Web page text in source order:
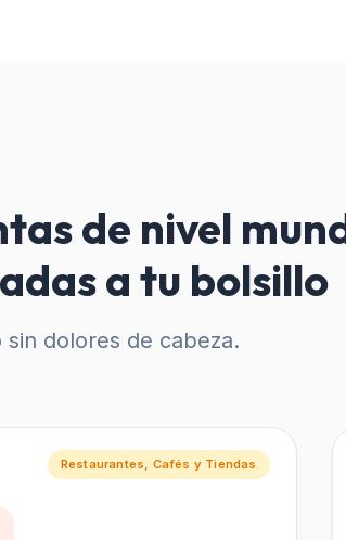
de nivel
a tu bolsillo
dolores de cabeza.
Restaurantes, Cafés y Tiendas